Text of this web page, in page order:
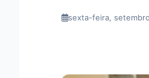
sexta-feira,